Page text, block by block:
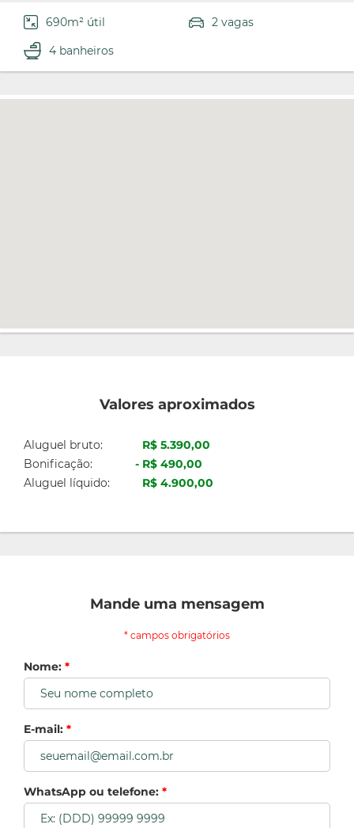
690m² útil
2 vagas
4 banheiros
Valores aproximados
Aluguel bruto:
R$ 5.390,00
Bonificação:
R$ 490,00
Aluguel líquido:
R$ 4.900,00
Mande uma mensagem
* campos obrigatórios
Nome: *
E-mail: *
WhatsApp ou telefone: *